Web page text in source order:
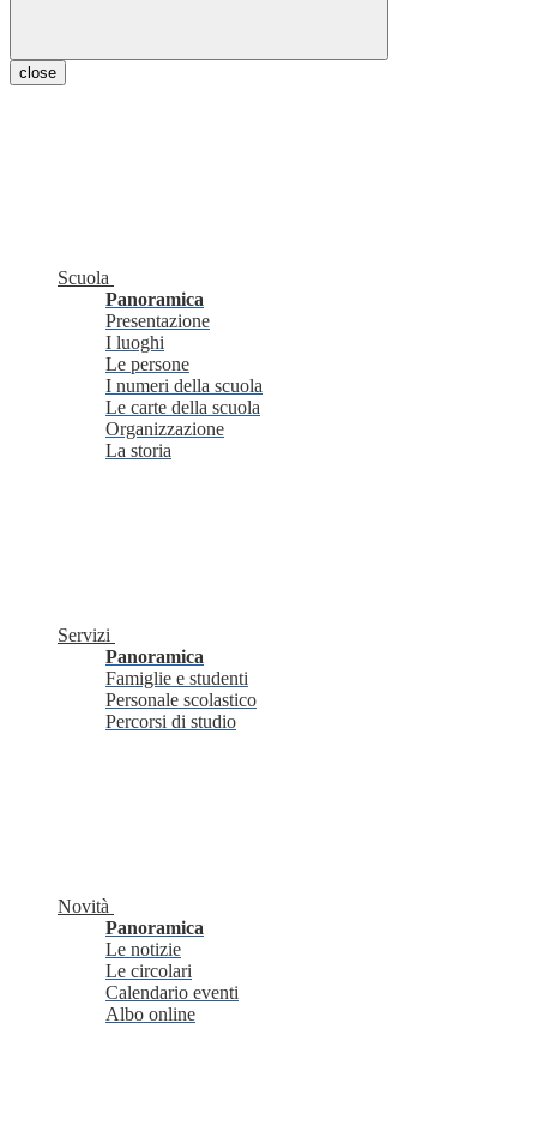
close
Scuola
Panoramica
Presentazione
I luoghi
Le persone
I numeri della scuola
Le carte della scuola
Organizzazione
La storia
Servizi
Panoramica
Famiglie e studenti
Personale scolastico
Percorsi di studio
Novità
Panoramica
Le notizie
Le circolari
Calendario eventi
Albo online